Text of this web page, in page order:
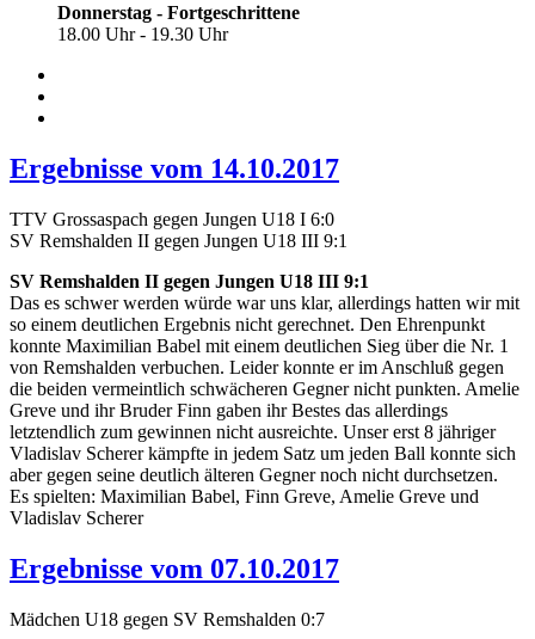
Donnerstag - Fortgeschrittene
18.00 Uhr - 19.30 Uhr
Ergebnisse vom 14.10.2017
TTV Grossaspach gegen Jungen U18 I 6:0
SV Remshalden II gegen Jungen U18 III 9:1
SV Remshalden II gegen Jungen U18 III 9:1
Das es schwer werden würde war uns klar, allerdings hatten wir mit
so einem deutlichen Ergebnis nicht gerechnet. Den Ehrenpunkt
konnte Maximilian Babel mit einem deutlichen Sieg über die Nr. 1
von Remshalden verbuchen. Leider konnte er im Anschluß gegen
die beiden vermeintlich schwächeren Gegner nicht punkten. Amelie
Greve und ihr Bruder Finn gaben ihr Bestes das allerdings
letztendlich zum gewinnen nicht ausreichte. Unser erst 8 jähriger
Vladislav Scherer kämpfte in jedem Satz um jeden Ball konnte sich
aber gegen seine deutlich älteren Gegner noch nicht durchsetzen.
Es spielten: Maximilian Babel, Finn Greve, Amelie Greve und
Vladislav Scherer
Ergebnisse vom 07.10.2017
Mädchen U18 gegen SV Remshalden 0:7